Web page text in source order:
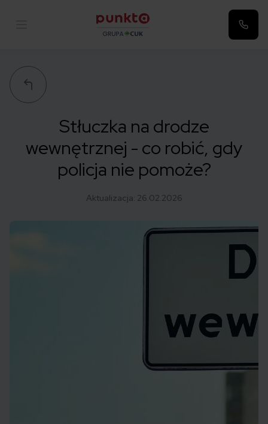
Stłuczka na drodze
wewnętrznej - co robić, gdy
policja nie pomoże?
Aktualizacja: 26.02.2026